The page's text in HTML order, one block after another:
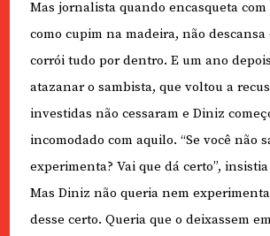
Mas jornalista quando encasqueta com
como cupim na madeira, não
corrói tudo por dentro. E um ano
atazanar o sambista, que voltou a
investidas não cessaram e Diniz
incomodado com aquilo. “Se você não
experimenta? Vai que dá certo”,
Mas Diniz não queria nem
desse certo. Queria que o deixassem